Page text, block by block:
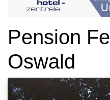
Pension
Oswald